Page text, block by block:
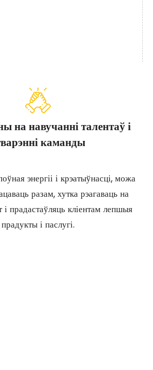
на навучанні талентаў і
каманды
энергіі і крэатыўнасці, можа
разам, хутка рэагаваць на
прадастаўляць кліентам лепшыя
прадукты і паслугі.